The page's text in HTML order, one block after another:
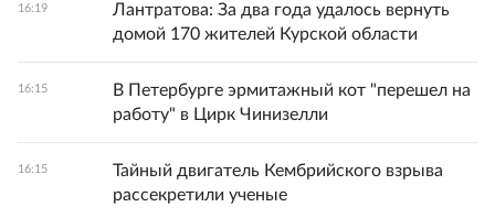
16:19
Лантратова: За два года удалось вернуть
домой 170 жителей Курской области
16:15
В Петербурге эрмитажный кот "перешел на
работу" в Цирк Чинизелли
16:15
Тайный двигатель Кембрийского взрыва
рассекретили ученые